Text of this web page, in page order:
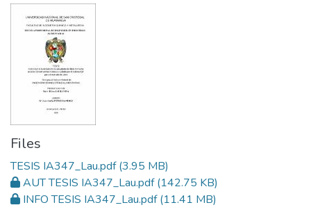
Files
TESIS IA347_Lau.pdf(3.95 MB)
AUT TESIS IA347_Lau.pdf(142.75 KB)
INFO TESIS IA347_Lau.pdf(11.41 MB)